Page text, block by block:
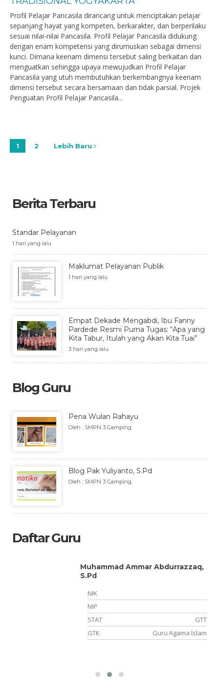
Profil Pelajar Pancasila dirancang untuk menciptakan pelajar
sepanjang hayat yang kompeten, berkarakter, dan berperilaku
sesuai nilai-nilai Pancasila. Profil Pelajar Pancasila didukung
dengan enam kompetensi yang dirumuskan sebagai dimensi
kunci. Dimana keenam dimensi tersebut saling berkaitan dan
menguatkan sehingga upaya mewujudkan Profil Pelajar
Pancasila yang utuh membutuhkan berkembangnya keenam
dimensi tersebut secara bersamaan dan tidak parsial. Projek
Penguatan Profil Pelajar Pancasila...
1 2 Lebih Baru
Berita Terbaru
Standar Pelayanan
1 hari yang lalu
Maklumat Pelayanan Publik
1 hari yang lalu
Empat Dekade Mengabdi, Ibu Fanny
Pardede Resmi Purna Tugas: “Apa yang
Kita Tabur, Itulah yang Akan Kita Tuai”
3 hari yang lalu
Blog Guru
Pena Wulan Rahayu
Oleh : SMPN 3 Gamping
Blog Pak Yuliyanto, S.Pd
Oleh : SMPN 3 Gamping
Daftar Guru
Muhammad Ammar Abdurrazzaq,
S.Pd
NIK
NIP
STAT
GTT
GTK
Guru Agama Islam